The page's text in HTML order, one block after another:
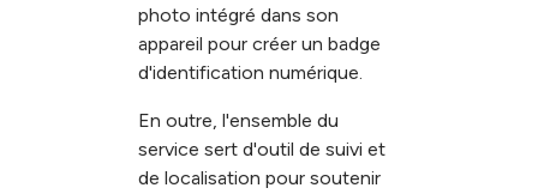
photo intégré dans son
appareil pour créer un badge
d'identification numérique.
En outre, l'ensemble du
service sert d'outil de suivi et
de localisation pour soutenir